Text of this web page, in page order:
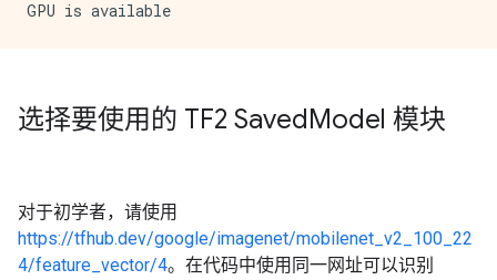
选择要使用的 TF2 SavedModel 模块
对于初学者，请使用
https://tfhub.dev/google/imagenet/mobilenet_v2_100_22
4/feature_vector/4。在代码中使用同一网址可以识别